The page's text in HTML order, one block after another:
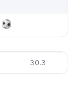
30.3